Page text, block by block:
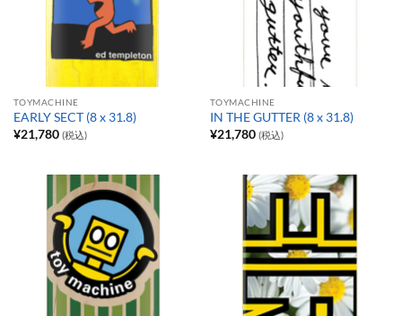
TOYMACHINE
EARLY SECT (8 x 31.8)
¥21,780 (税込)
TOYMACHINE
IN THE GUTTER (8 x 31.8)
¥21,780 (税込)